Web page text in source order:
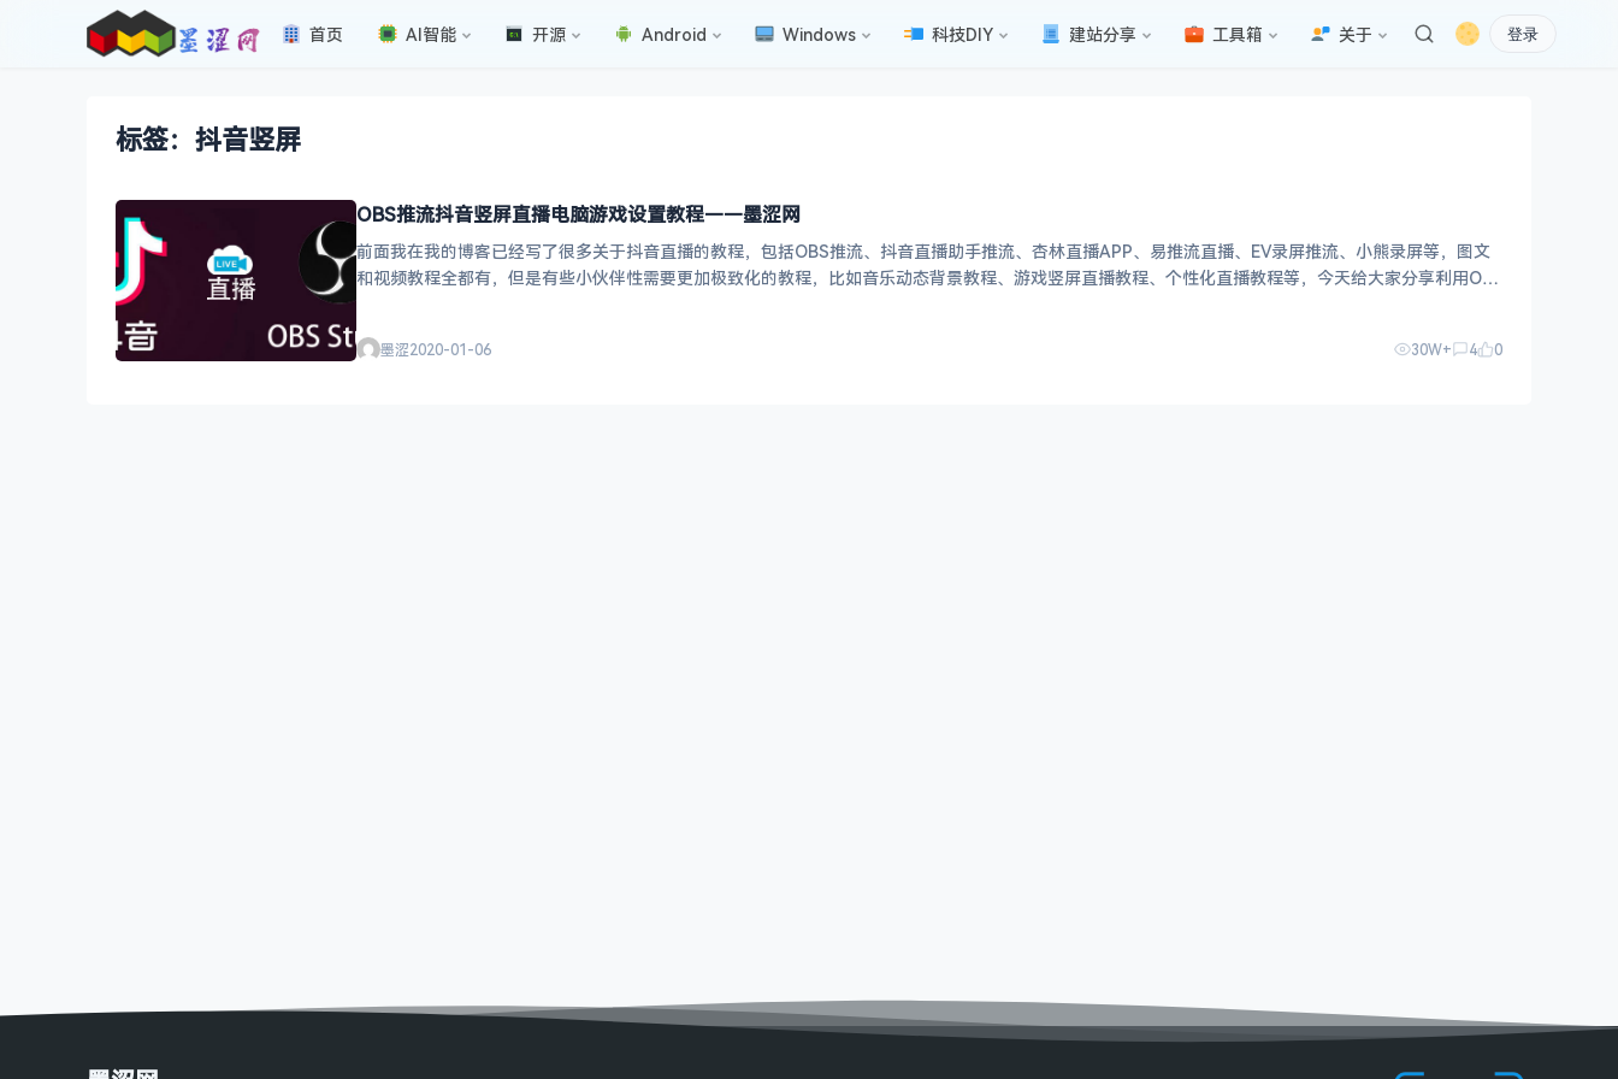
首页 AI智能 开源 Android Windows 科技DIY 建站分享 工具箱 关于 登录
标签：抖音竖屏
OBS推流抖音竖屏直播电脑游戏设置教程——墨涩网
前面我在我的博客已经写了很多关于抖音直播的教程，包括OBS推流、抖音直播助手推流、杏林直播APP、易推流直播、EV录屏推流、小熊录屏等，图文
和视频教程全都有，但是有些小伙伴性需要更加极致化的教程，比如音乐动态背景教程、游戏竖屏直播教程、个性化直播教程等，今天给大家分享利用OB
墨涩2020-01-06 30W+ 4 0